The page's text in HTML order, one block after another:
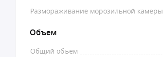
Размораживание морозильной камеры
Объем
Общий объем